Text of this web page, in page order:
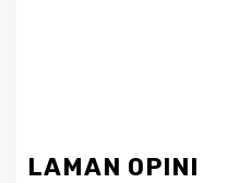
LAMAN OPINI